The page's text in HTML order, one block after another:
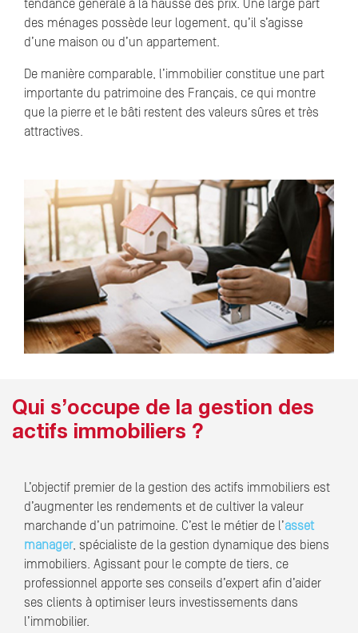
tendance générale à la hausse des prix. Une large part
des ménages possède leur logement, qu’il s’agisse
d’une maison ou d’un appartement.
De manière comparable, l’immobilier constitue une part
importante du patrimoine des Français, ce qui montre
que la pierre et le bâti restent des valeurs sûres et très
attractives.
Qui s’occupe de la gestion des
actifs immobiliers ?
L’objectif premier de la gestion des actifs immobiliers est
d’augmenter les rendements et de cultiver la valeur
marchande d’un patrimoine. C’est le métier de l’asset
manager, spécialiste de la gestion dynamique des biens
immobiliers. Agissant pour le compte de tiers, ce
professionnel apporte ses conseils d’expert afin d’aider
ses clients à optimiser leurs investissements dans
l’immobilier.